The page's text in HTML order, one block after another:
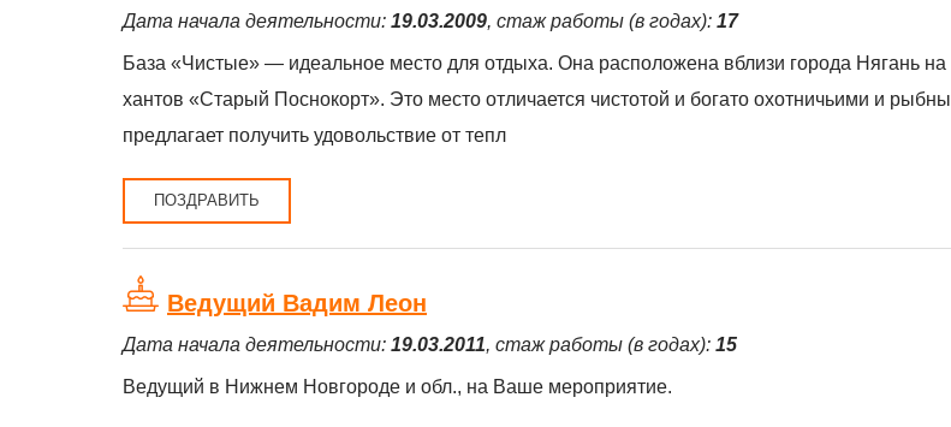
Дата начала деятельности: 19.03.2009, стаж работы (в годах): 17
База «Чистые» — идеальное место для отдыха. Она расположена вблизи города Нягань на
хантов «Старый Поснокорт». Это место отличается чистотой и богато охотничьими и
предлагает получить удовольствие от тепл
ПОЗДРАВИТЬ
Ведущий Вадим Леон
Дата начала деятельности: 19.03.2011, стаж работы (в годах): 15
Ведущий в Нижнем Новгороде и обл., на Ваше мероприятие.